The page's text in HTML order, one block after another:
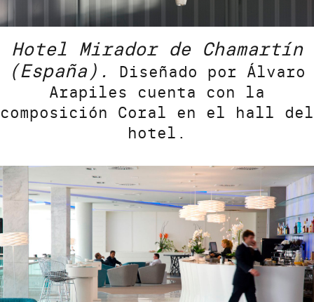
Hotel Mirador de Chamartín
(España).
Diseñado por Álvaro
Arapiles cuenta con la
composición Coral en el hall del
hotel.